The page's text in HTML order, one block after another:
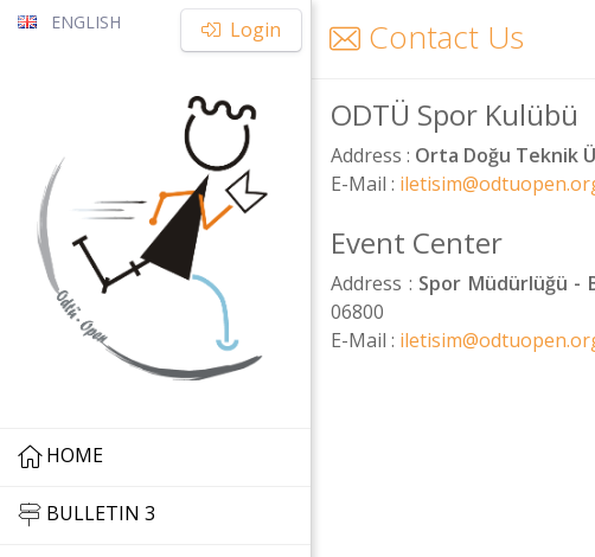
ENGLISH Login
HOME
BULLETIN 3
Contact Us
ODTÜ Spor Kulübü
Address : Orta Doğu Teknik
E-Mail :
Event Center
Address : Spor Müdürlüğü -
06800
E-Mail :